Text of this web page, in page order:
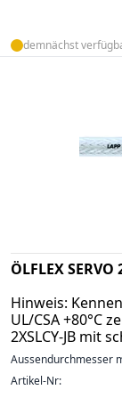
demnächst
ÖLFLEX SERVO
Hinweis:
UL/CSA +80°C
2XSLCY-JB mit
Aussendurchmesser
Artikel-Nr: